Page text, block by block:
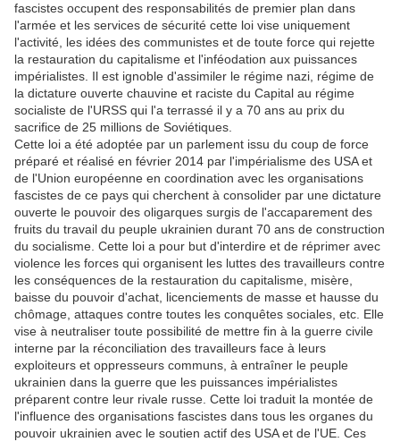
fascistes occupent des responsabilités de premier plan dans
l'armée et les services de sécurité cette loi vise uniquement
l'activité, les idées des communistes et de toute force qui rejette
la restauration du capitalisme et l'inféodation aux puissances
impérialistes. Il est ignoble d'assimiler le régime nazi, régime de
la dictature ouverte chauvine et raciste du Capital au régime
socialiste de l'URSS qui l'a terrassé il y a 70 ans au prix du
sacrifice de 25 millions de Soviétiques.
Cette loi a été adoptée par un parlement issu du coup de force
préparé et réalisé en février 2014 par l'impérialisme des USA et
de l'Union européenne en coordination avec les organisations
fascistes de ce pays qui cherchent à consolider par une dictature
ouverte le pouvoir des oligarques surgis de l'accaparement des
fruits du travail du peuple ukrainien durant 70 ans de construction
du socialisme. Cette loi a pour but d'interdire et de réprimer avec
violence les forces qui organisent les luttes des travailleurs contre
les conséquences de la restauration du capitalisme, misère,
baisse du pouvoir d'achat, licenciements de masse et hausse du
chômage, attaques contre toutes les conquêtes sociales, etc. Elle
vise à neutraliser toute possibilité de mettre fin à la guerre civile
interne par la réconciliation des travailleurs face à leurs
exploiteurs et oppresseurs communs, à entraîner le peuple
ukrainien dans la guerre que les puissances impérialistes
préparent contre leur rivale russe. Cette loi traduit la montée de
l'influence des organisations fascistes dans tous les organes du
pouvoir ukrainien avec le soutien actif des USA et de l'UE. Ces